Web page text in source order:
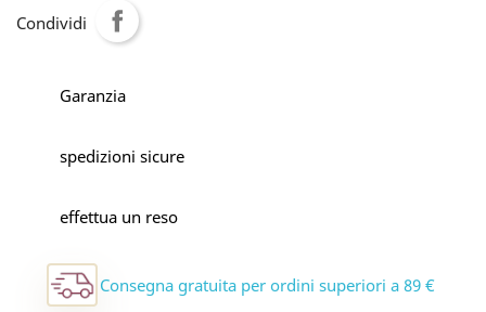
Condividi
Garanzia
spedizioni sicure
effettua un reso
Consegna gratuita per ordini superiori a 89 €